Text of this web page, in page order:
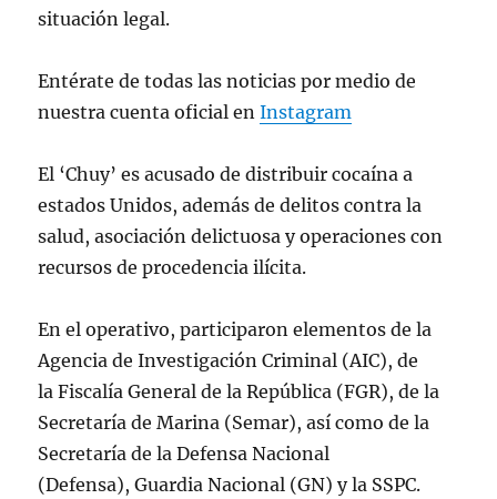
situación legal.
Entérate de todas las noticias por medio de
nuestra cuenta oficial enInstagram
El ‘Chuy’ es acusado de distribuir cocaína a
estados Unidos, además de delitos contra la
salud, asociación delictuosa y operaciones con
recursos de procedencia ilícita.
En el operativo, participaron elementos de la
Agencia de Investigación Criminal (AIC), de
la Fiscalía General de la República (FGR), de la
Secretaría de Marina (Semar), así como de la
Secretaría de la Defensa Nacional
(Defensa), Guardia Nacional (GN) y la SSPC.